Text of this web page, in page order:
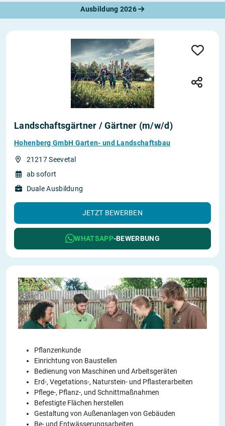
Ausbildung 2026
Landschaftsgärtner / Gärtner (m/w/d)
Hohenberg GmbH Garten- und Landschaftsbau
21217 Seevetal
ab sofort
Duale Ausbildung
JETZT BEWERBEN
WHATSAPP-BEWERBUNG
Pflanzenkunde
Einrichtung von Baustellen
Bedienung von Maschinen und Arbeitsgeräten
Erd-, Vegetations-, Naturstein- und Pflasterarbeiten
Pflege-, Pflanz-, und Schnittmaßnahmen
Befestigte Flächen herstellen
Gestaltung von Außenanlagen von Gebäuden
Be- und Entwässerungsarbeiten